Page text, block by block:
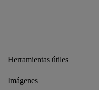
Herramientas útiles
Imágenes